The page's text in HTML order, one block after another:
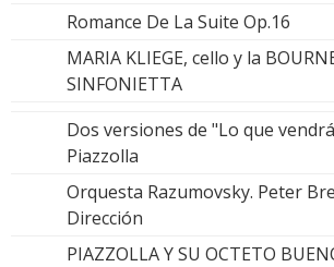
Romance De La Suite Op.16
MARIA KLIEGE, cello y la
SINFONIETTA
Dos versiones de "Lo que
Piazzolla
Orquesta Razumovsky. Peter
Dirección
PIAZZOLLA Y SU OCTETO